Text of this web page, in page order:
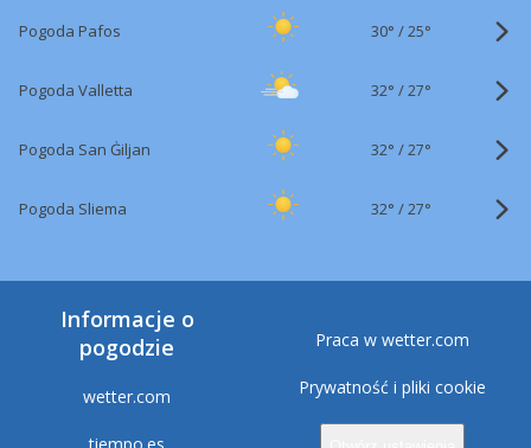
Pogoda Pafos 30° /25°
Pogoda Valletta 32° /27°
Pogoda San Ġiljan 32° /27°
Pogoda Sliema 32° /27°
Informacje o
pogodzie
wetter.com
Praca w wetter.com
Prywatność i pliki cookie